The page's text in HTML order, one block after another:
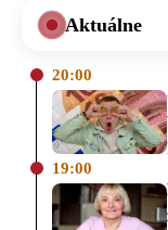
Aktuálne
20:00
19:00